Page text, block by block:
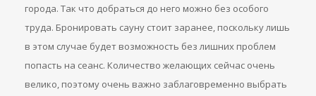
города. Так что добраться до него можно без особого
труда. Бронировать сауну стоит заранее, поскольку лишь
в этом случае будет возможность без лишних проблем
попасть на сеанс. Количество желающих сейчас очень
велико, поэтому очень важно заблаговременно выбрать